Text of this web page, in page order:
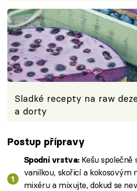
Sladké recepty na raw
a dorty
Postup přípravy
Spodní vrstva:Kešu společně
vanilkou, skořicí a kokosovým
mixéru a mixujte, dokud se